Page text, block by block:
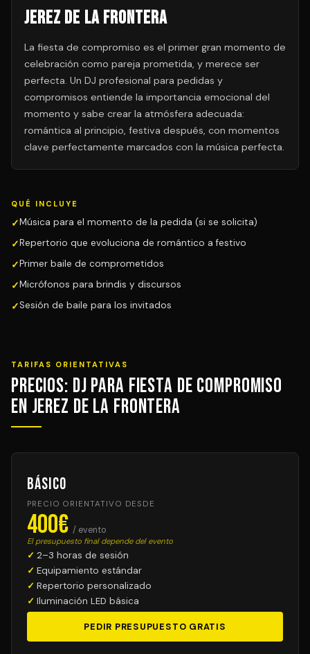
Jerez de la Frontera
La fiesta de compromiso es el primer gran momento de
celebración como pareja prometida, y merece ser
perfecta. Un DJ profesional para pedidas y
compromisos entiende la importancia emocional del
momento y sabe crear la atmósfera adecuada:
romántica al principio, festiva después, con momentos
clave perfectamente marcados con la música perfecta.
QUÉ INCLUYE
Música para el momento de la pedida (si se solicita)
Repertorio que evoluciona de romántico a festivo
Primer baile de comprometidos
Micrófonos para brindis y discursos
Sesión de baile para los invitados
TARIFAS ORIENTATIVAS
Precios: DJ para Fiesta de Compromiso
en Jerez de la Frontera
Básico
PRECIO ORIENTATIVO DESDE
400€ / evento
El presupuesto final depende del evento
2–3 horas de sesión
Equipamiento estándar
Repertorio personalizado
Iluminación LED básica
PEDIR PRESUPUESTO GRATIS